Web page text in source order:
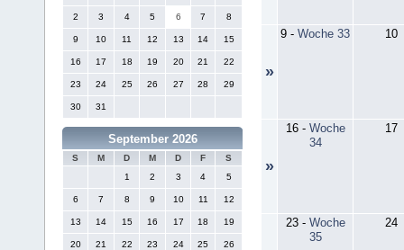
2 3 4 5 6 7 8
9 10 11 12 13 14 15
16 17 18 19 20 21 22
23 24 25 26 27 28 29
30 31
September 2026
S M D M D F
S
1
2 3 4 5
6 7 8 9 10 11 12
13 14 15 16 17 18 19
20 21 22 23 24 25 26
»
9 - Woche 33 10
»
16- Woche
34
17
23- Woche
35
24